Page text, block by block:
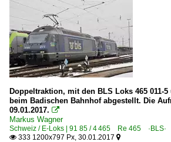
Doppeltraktion, mit den BLS Loks 465 011-5
beim Badischen Bahnhof abgestellt. Die
09.01.2017. 
Markus Wagner
Schweiz / E-Loks | 91 85 / 4 465 Re 465 ·BLS·
 333 1200x797 Px, 30.01.2017 